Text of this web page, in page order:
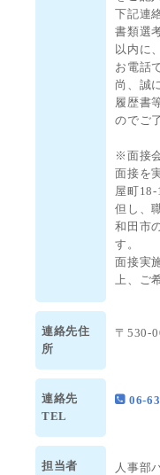
下記連
書類選
以内に、
お電話
尚、誠
履歴書
のでご
※面接
面接を
屋町18-
但し、
和田市
す。
面接実
上、ご
連絡先住
所
〒530-
連絡先
TEL
06-
担当者 人事部